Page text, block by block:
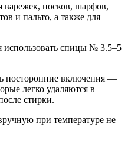
варежек, носков, шарфов,
и пальто, а также для
использовать спицы № 3.5–5
посторонние включения —
легко удаляются в
стирки.
при температуре не